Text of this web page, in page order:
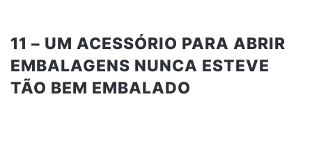
11 – UM ACESSÓRIO PARA ABRIR
EMBALAGENS NUNCA ESTEVE
TÃO BEM EMBALADO